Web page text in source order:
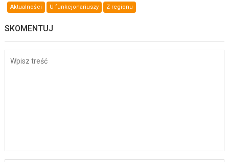
Aktualności U funkcjonariuszy Z regionu
SKOMENTUJ